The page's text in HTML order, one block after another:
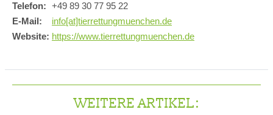
Telefon: +49 89 30 77 95 22
E-Mail:
info[at]tierrettungmuenchen.de
Website: https://www.tierrettungmuenchen.de
WEITERE ARTIKEL: